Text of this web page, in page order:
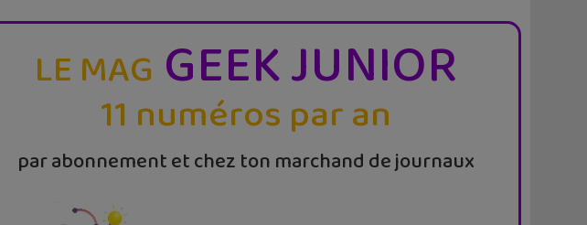
LE MAG GEEK JUNIOR
11 numéros par an
par abonnement et chez ton marchand de journaux